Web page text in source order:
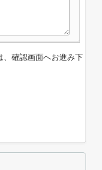
、確認画面へお進み下